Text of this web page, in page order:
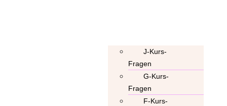
J-Kurs-
Fragen
G-Kurs-
Fragen
F-Kurs-